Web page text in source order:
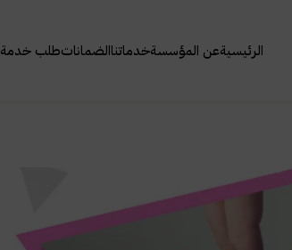
الرئيسيةعن المؤسسةخدماتناالضماناتطلب خدمة